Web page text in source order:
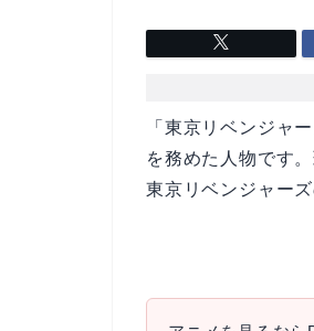
「東京リベンジャー
を務めた人物です
東京リベンジャー